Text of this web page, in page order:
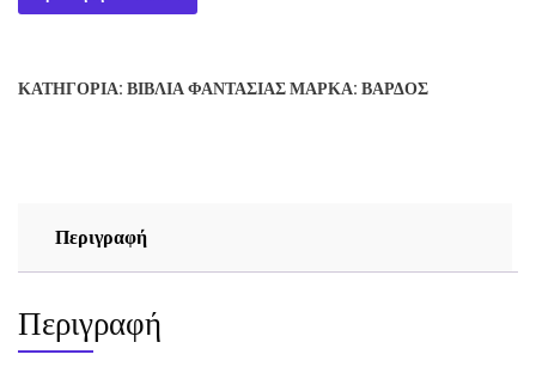
ΠΕΡΙΠΛΑΝΩΜΕΝΗ
-
ΚΑΤΗΓΟΡΊΑ: ΒΙΒΛΊΑ ΦΑΝΤΑΣΊΑΣΜΆΡΚΑ: ΒΆΡΔΟΣ
Περιγραφή
Περιγραφή